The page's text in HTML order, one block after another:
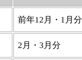
前年12月・1月分
2月・3月分